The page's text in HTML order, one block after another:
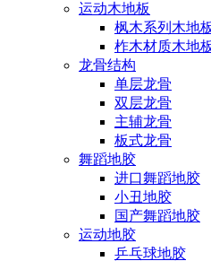
运动木地板
枫木系列木地
柞木材质木地
龙骨结构
单层龙骨
双层龙骨
主辅龙骨
板式龙骨
舞蹈地胶
进口舞蹈地胶
小丑地胶
国产舞蹈地胶
运动地胶
乒乓球地胶